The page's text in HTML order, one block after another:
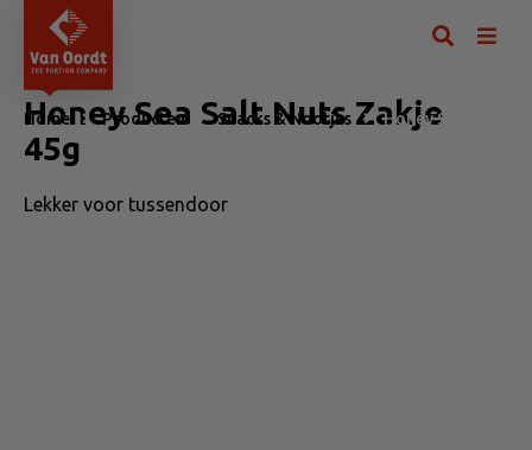
Home Producten Snacks & Nootjes Honey Sea Salt
Honey Sea Salt Nuts Zakje
45g
Lekker voor tussendoor